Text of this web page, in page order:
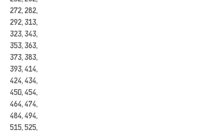
272, 282,
292, 313,
323, 343,
353, 363,
373, 383,
393, 414,
424, 434,
450, 454,
464, 474,
484, 494,
515, 525,